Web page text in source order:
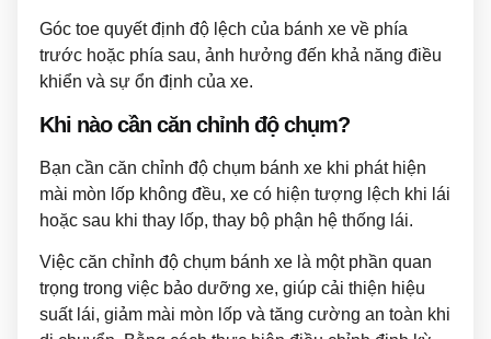
Góc toe quyết định độ lệch của bánh xe về phía
trước hoặc phía sau, ảnh hưởng đến khả năng điều
khiển và sự ổn định của xe.
Khi nào cần căn chỉnh độ chụm?
Bạn cần căn chỉnh độ chụm bánh xe khi phát hiện
mài mòn lốp không đều, xe có hiện tượng lệch khi lái
hoặc sau khi thay lốp, thay bộ phận hệ thống lái.
Việc căn chỉnh độ chụm bánh xe là một phần quan
trọng trong việc bảo dưỡng xe, giúp cải thiện hiệu
suất lái, giảm mài mòn lốp và tăng cường an toàn khi